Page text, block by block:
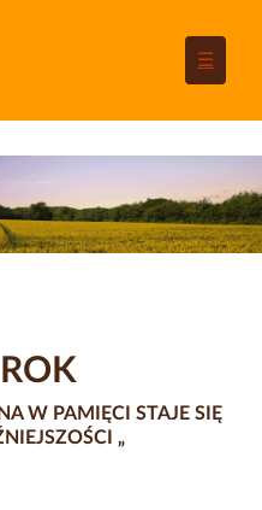
☰
W PAMIĘCI STAJE SIĘ
„